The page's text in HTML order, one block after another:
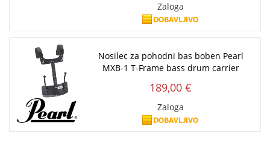
Zaloga
Nosilec za pohodni bas boben Pearl
MXB-1 T-Frame bass drum carrier
189,00 €
Zaloga